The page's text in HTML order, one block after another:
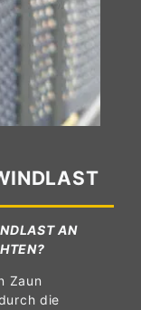
AN
Zaun
die